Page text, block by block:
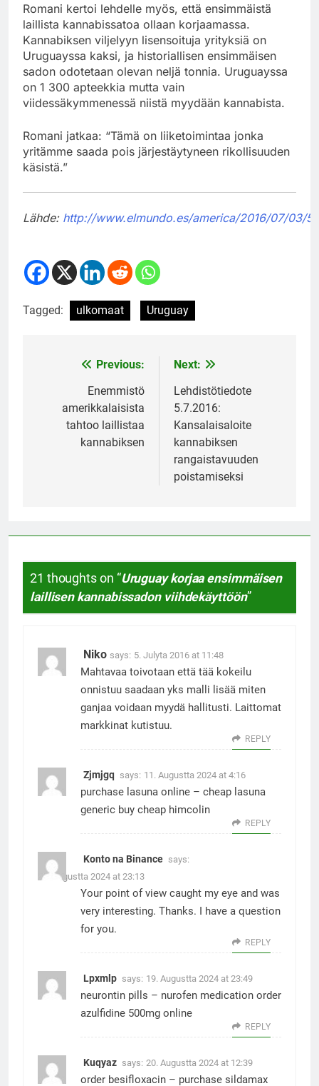
Romani kertoi lehdelle myös, että ensimmäistä
laillista kannabissatoa ollaan korjaamassa.
Kannabiksen viljelyyn lisensoituja yrityksiä on
Uruguayssa kaksi, ja historiallisen ensimmäisen
sadon odotetaan olevan neljä tonnia. Uruguayssa
on 1 300 apteekkia mutta vain
viidessäkymmenessä niistä myydään kannabista.
Romani jatkaa: “Tämä on liiketoimintaa jonka
yritämme saada pois järjestäytyneen rikollisuuden
käsistä.”
Lähde: http://www.elmundo.es/america/2016/07/03/
Tagged: ulkomaat Uruguay
navigation
Previous:
Enemmistö
amerikkalaisista
tahtoo laillistaa
kannabiksen
Next:
Lehdistötiedote
5.7.2016:
Kansalaisaloite
kannabiksen
rangaistavuuden
poistamiseksi
21 thoughts on “Uruguay korjaa ensimmäisen
laillisen kannabissadon viihdekäyttöön”
Niko says: 5. Julyta 2016 at 11:48
Mahtavaa toivotaan että tää kokeilu
onnistuu saadaan yks malli lisää miten
ganjaa voidaan myydä hallitusti. Laittomat
markkinat kutistuu.
REPLY
Zjmjgq says: 11. Augustta 2024 at 4:16
purchase lasuna online – cheap lasuna
generic buy cheap himcolin
REPLY
Konto na Binance says:
11. Augustta 2024 at 23:13
Your point of view caught my eye and was
very interesting. Thanks. I have a question
for you.
REPLY
Lpxmlp says: 19. Augustta 2024 at 23:49
neurontin pills – nurofen medication order
azulfidine 500mg online
REPLY
Kuqyaz says: 20. Augustta 2024 at 12:39
order besifloxacin – purchase sildamax